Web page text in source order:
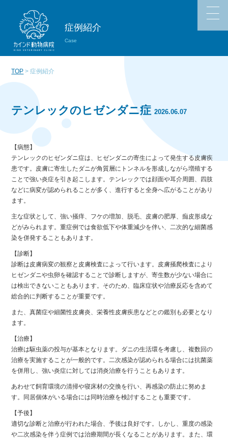
症例紹介
Case
TOP > 症例紹介
テンレックのヒゼンダニ症2026.06.07
【病態】
テンレックのヒゼンダニ症は、ヒゼンダニの寄生によって発生する皮膚疾
患です。皮膚に寄生したダニが角質層にトンネルを形成しながら増殖する
ことで強い炎症を引き起こします。テンレックでは顔面や耳介周囲、四肢
などに病変が認められることが多く、進行すると全身へ広がることがあり
ます。
主な症状として、強い掻痒、フケの増加、脱毛、皮膚の肥厚、痂皮形成な
どがみられます。重症例では食欲低下や体重減少を伴い、二次的な細菌感
染を併発することもあります。
【診断】
診断は皮膚病変の観察と皮膚検査によって行います。皮膚掻爬検査により
ヒゼンダニや虫卵を確認することで診断しますが、寄生数が少ない場合に
は検出できないこともあります。そのため、臨床症状や治療反応を含めて
総合的に判断することが重要です。
また、真菌症や細菌性皮膚炎、栄養性皮膚疾患などとの鑑別も必要となり
ます。
【治療】
治療は駆虫薬の投与が基本となります。ダニの生活環を考慮し、複数回の
治療を実施することが一般的です。二次感染が認められる場合には抗菌薬
を併用し、強い炎症に対しては消炎治療を行うこともあります。
あわせて飼育環境の清掃や寝床材の交換を行い、再感染の防止に努めま
す。同居個体がいる場合には同時治療を検討することも重要です。
【予後】
適切な診断と治療が行われた場合、予後は良好です。しかし、重度の感染
や二次感染を伴う症例では治療期間が長くなることがあります。また、環